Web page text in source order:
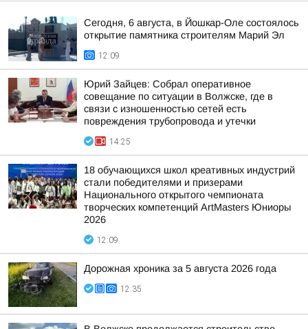
Сегодня, 6 августа, в Йошкар-Оле состоялось
открытие памятника строителям Марий Эл
12:09
Юрий Зайцев: Собрал оперативное
совещание по ситуации в Волжске, где в
связи с изношенностью сетей есть
повреждения трубопровода и утечки
14:25
18 обучающихся школ креативных индустрий
стали победителями и призерами
Национального открытого чемпионата
творческих компетенций ArtMasters Юниоры
2026
12:09
Дорожная хроника за 5 августа 2026 года
12:35